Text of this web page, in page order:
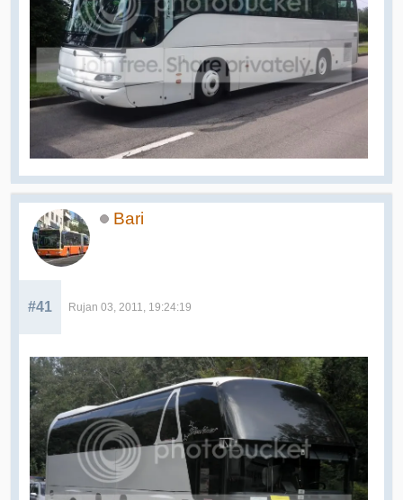
Bari
#41 Rujan 03, 2011, 19:24:19